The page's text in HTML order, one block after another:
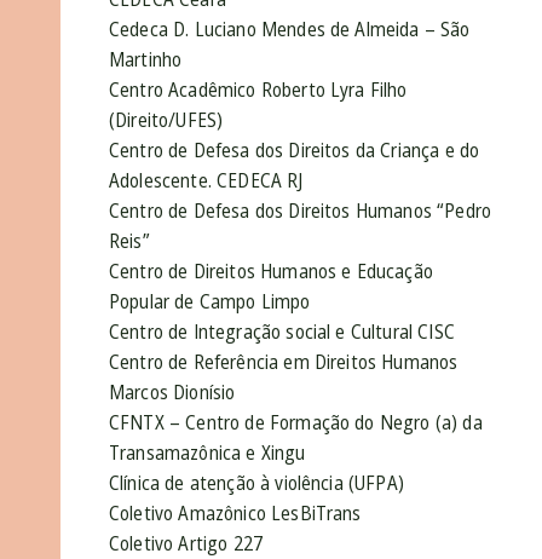
Cedeca D. Luciano Mendes de Almeida – São
Martinho
Centro Acadêmico Roberto Lyra Filho
(Direito/UFES)
Centro de Defesa dos Direitos da Criança e do
Adolescente. CEDECA RJ
Centro de Defesa dos Direitos Humanos “Pedro
Reis”
Centro de Direitos Humanos e Educação
Popular de Campo Limpo
Centro de Integração social e Cultural CISC
Centro de Referência em Direitos Humanos
Marcos Dionísio
CFNTX – Centro de Formação do Negro (a) da
Transamazônica e Xingu
Clínica de atenção à violência (UFPA)
Coletivo Amazônico LesBiTrans
Coletivo Artigo 227